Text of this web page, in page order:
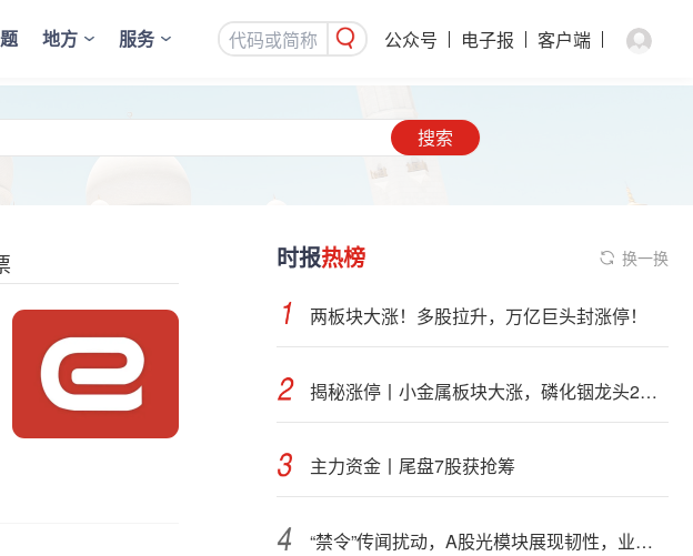
地方 服务 公众号 电子报 客户端
搜索
时报热榜 换一换
两板块大涨！多股拉升，万亿巨头封涨停！
揭秘涨停丨小金属板块大涨，磷化铟龙头2连板
主力资金丨尾盘7股获抢筹
“禁令”传闻扰动，A股光模块展现韧性，业内人士：预计落地难度大